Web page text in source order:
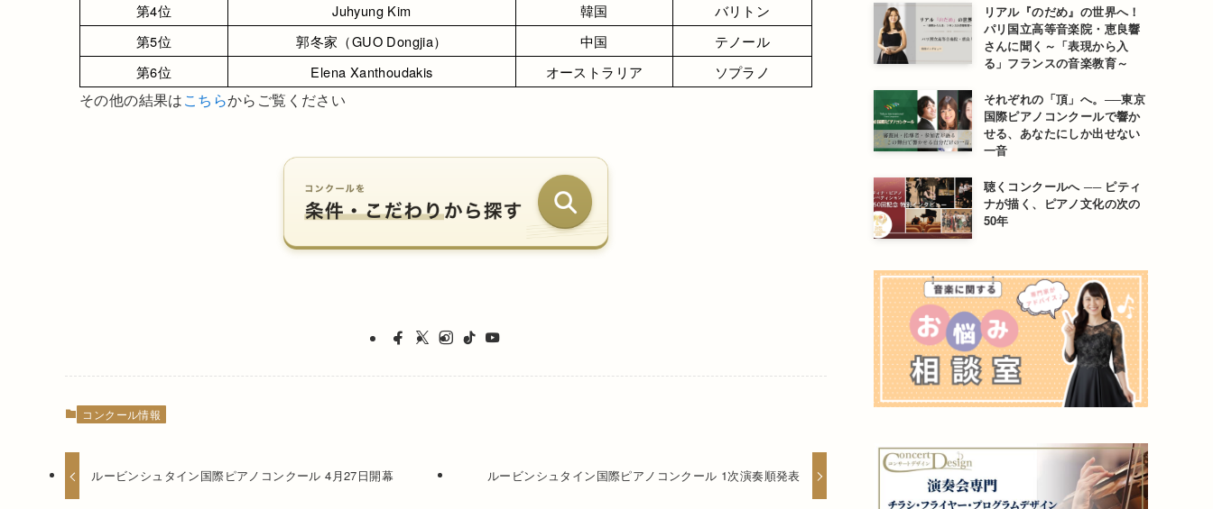
第4位
Juhyung Kim 韓国
バリトン
第5位
郭冬家（GUO Dongjia） 中国
テノール
第6位
Elena Xanthoudakis オーストラリア ソプラノ
その他の結果はこちらからご覧ください
コンクール情報
ルービンシュタイン国際ピアノコンクール 4月27日開幕 ルービンシュタイン国際ピアノコンクール 1次演奏順発表
リアル『のだめ』の世界へ！
パリ国立高等音楽院・恵良響
さんに聞く～「表現から入
る」フランスの音楽教育～
それぞれの「頂」へ。──東京
国際ピアノコンクールで響か
せる、あなたにしか出せない
一音
聴くコンクールへ ── ピティ
ナが描く、ピアノ文化の次の
50年